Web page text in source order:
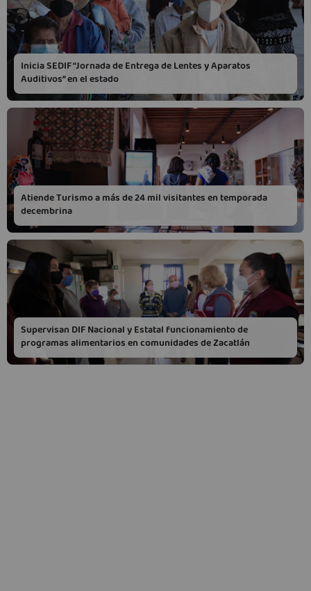
Inicia SEDIF “Jornada de Entrega de Lentes y Aparatos
Auditivos” en el estado
Atiende Turismo a más de 24 mil visitantes en temporada
decembrina
Supervisan DIF Nacional y Estatal funcionamiento de
programas alimentarios en comunidades de Zacatlán